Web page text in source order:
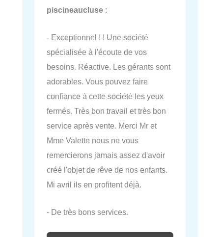
piscineaucluse :
- Exceptionnel ! ! Une société
spécialisée à l'écoute de vos
besoins. Réactive. Les gérants sont
adorables. Vous pouvez faire
confiance à cette société les yeux
fermés. Très bon travail et très bon
service après vente. Merci Mr et
Mme Valette nous ne vous
remercierons jamais assez d'avoir
créé l'objet de rêve de nos enfants.
Mi avril ils en profitent déjà.
- De très bons services.